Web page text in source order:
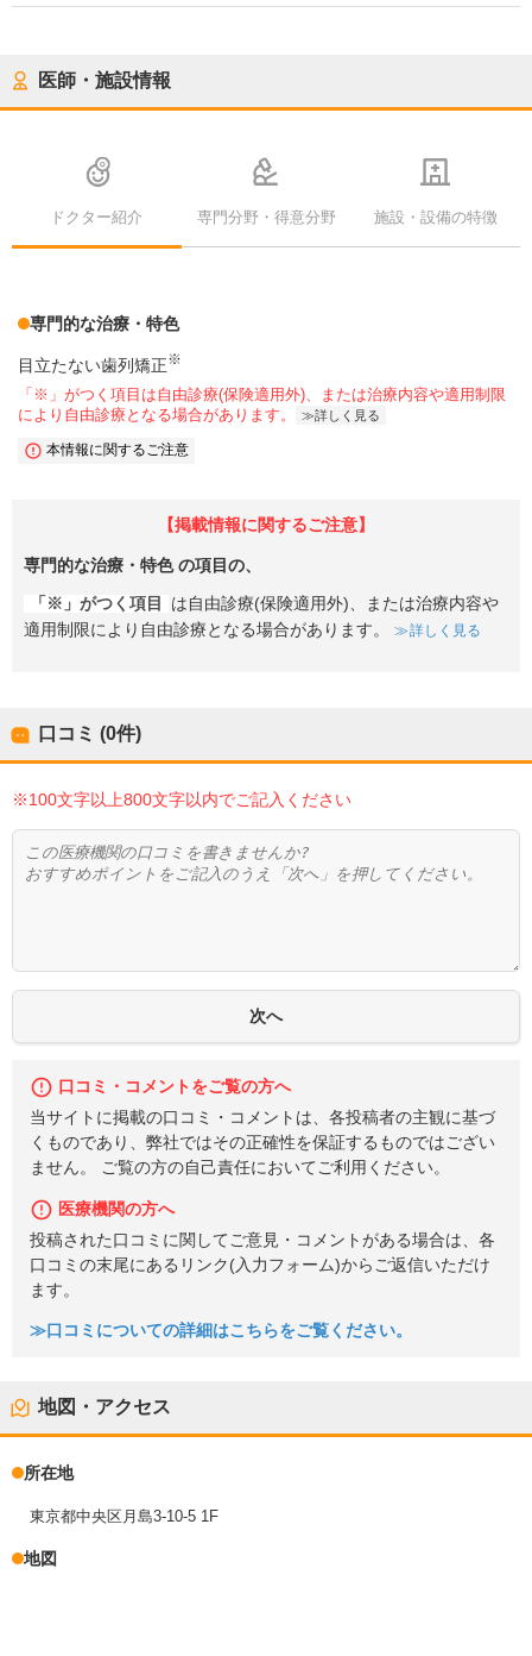
医師・施設情報
ドクター紹介 専門分野・得意分野 施設・設備の特徴
専門的な治療・特色
目立たない歯列矯正※
「※」がつく項目は自由診療(保険適用外)、または治療内容や適用制限
により自由診療となる場合があります。
詳しく見る
本情報に関するご注意
【掲載情報に関するご注意】
専門的な治療・特色の項目の、
「※」がつく項目
は自由診療(保険適用外)、または治療内容や
適用制限により自由診療となる場合があります。
詳しく見る
口コミ (0件)
※100文字以上800文字以内でご記入ください
口コミ・コメントをご覧の方へ
当サイトに掲載の口コミ・コメントは、各投稿者の主観に基づ
くものであり、弊社ではその正確性を保証するものではござい
ません。 ご覧の方の自己責任においてご利用ください。
医療機関の方へ
投稿された口コミに関してご意見・コメントがある場合は、各
口コミの末尾にあるリンク(入力フォーム)からご返信いただけ
ます。
≫口コミについての詳細はこちらをご覧ください。
地図・アクセス
所在地
東京都中央区月島3-10-5 1F
地図